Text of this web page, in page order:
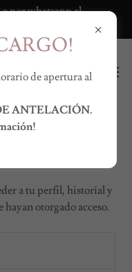
por whatsapp al
a tu perfil, historial y
otorgado acceso.
de apertura al
ANTELACIÓN.